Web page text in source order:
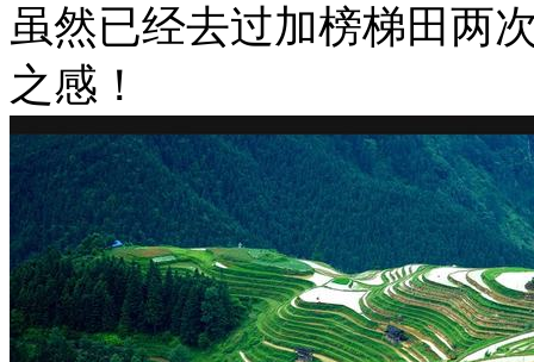
虽然已经去过加榜梯田两
之感！